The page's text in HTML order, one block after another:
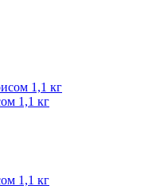
1,1 кг